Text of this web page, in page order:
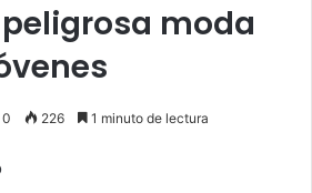
moda
0 226 1 minuto de lectura